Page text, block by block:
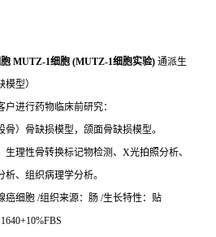
MUTZ-1细胞 (MUTZ-1细胞实验) 通派生
型）
进行药物临床前研究：
）骨缺损模型，颌面骨缺损模型。
理性骨转换标记物检测、X光拍照分析、
、组织病理学分析。
癌细胞 /组织来源：肠 /生长特性：贴